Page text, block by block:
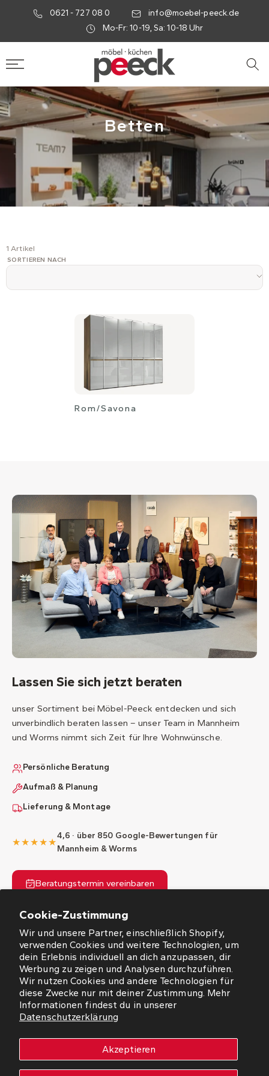
Cookie-Zustimmung
Wir und unsere Partner, einschließlich Shopify,
verwenden Cookies und weitere Technologien, um
dein Erlebnis individuell an dich anzupassen, dir
Werbung zu zeigen und Analysen durchzuführen.
Wir nutzen Cookies und andere Technologien für
diese Zwecke nur mit deiner Zustimmung. Mehr
Informationen findest du in unserer
Datenschutzerklärung
Akzeptieren
0621 - 727 08 0
info@moebel-peeck.de
Mo-Fr: 10-19, Sa: 10-18 Uhr
Betten
1 Artikel
SORTIEREN NACH
Rom/Savona
Lassen Sie sich jetzt beraten
unser Sortiment bei Möbel-Peeck entdecken und sich
unverbindlich beraten lassen – unser Team in Mannheim
und Worms nimmt sich Zeit für Ihre Wohnwünsche.
Persönliche Beratung
Aufmaß & Planung
Lieferung & Montage
★★★★★
4,6 · über 850 Google-Bewertungen für
Mannheim & Worms
Beratungstermin vereinbaren
ÖFFNUNGSZEITEN
NEWSLETTER
WORMS